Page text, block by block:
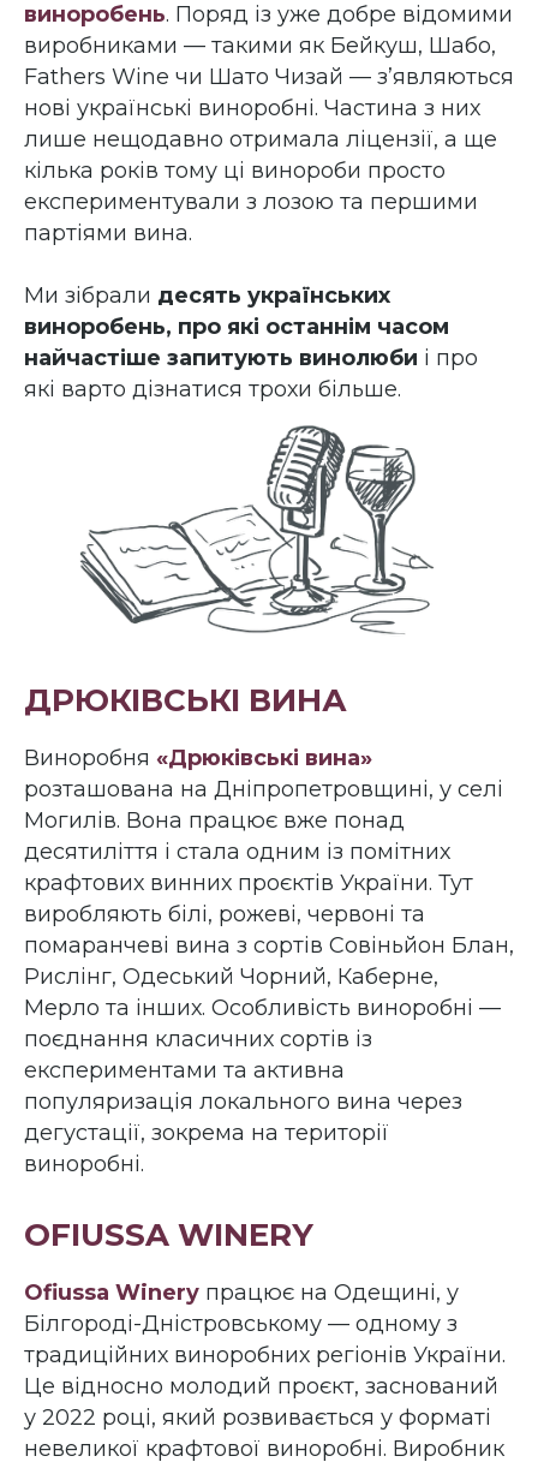
виноробень. Поряд із уже добре відомими
виробниками — такими як Бейкуш, Шабо,
Fathers Wine чи Шато Чизай — з’являються
нові українські виноробні. Частина з них
лише нещодавно отримала ліцензії, а ще
кілька років тому ці винороби просто
експериментували з лозою та першими
партіями вина.
Ми зібрали десять українських
виноробень, про які останнім часом
найчастіше запитують винолюби і про
які варто дізнатися трохи більше.
ДРЮКІВСЬКІ ВИНА
Виноробня «Дрюківські вина»
розташована на Дніпропетровщині, у селі
Могилів. Вона працює вже понад
десятиліття і стала одним із помітних
крафтових винних проєктів України. Тут
виробляють білі, рожеві, червоні та
помаранчеві вина з сортів Совіньйон Блан,
Рислінг, Одеський Чорний, Каберне,
Мерло та інших. Особливість виноробні —
поєднання класичних сортів із
експериментами та активна
популяризація локального вина через
дегустації, зокрема на території
виноробні.
OFIUSSA WINERY
Ofiussa Winery працює на Одещині, у
Білгороді-Дністровському — одному з
традиційних виноробних регіонів України.
Це відносно молодий проєкт, заснований
у 2022 році, який розвивається у форматі
невеликої крафтової виноробні. Виробник